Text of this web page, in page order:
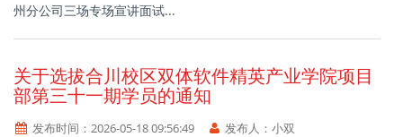
州分公司三场专场宣讲面试...
关于选拔合川校区双体软件精英产业学院项目
部第三十一期学员的通知
发布时间： 2026-05-18 09:56:49 发布人： 小双